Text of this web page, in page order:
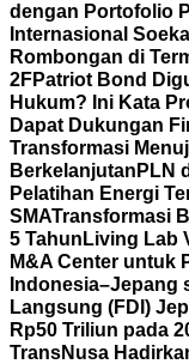
dengan Portofolio
Internasional
Rombongan di
2FPatriot Bond
Hukum? Ini Kata
Dapat Dukungan
Transformasi
Berkelanjutan PLN
Pelatihan Energi
SMATransformasi
5 Tahun Living Lab
M&A Center untuk
Indonesia–Jepang
Langsung (FDI)
Rp50 Triliun pada
TransNusa